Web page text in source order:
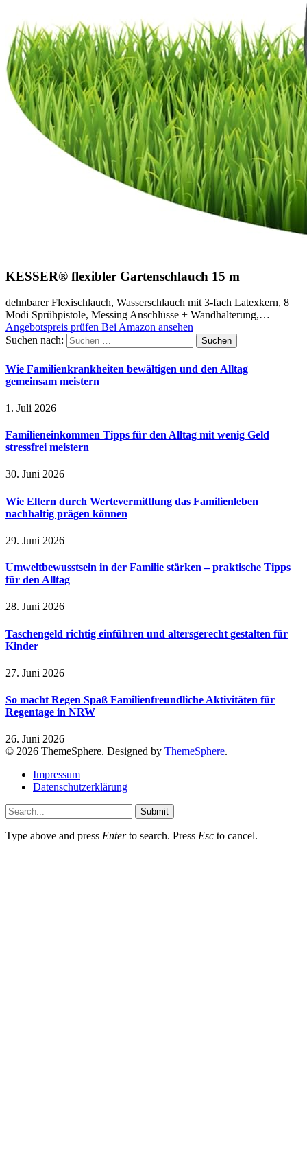
KESSER® flexibler Gartenschlauch 15 m
dehnbarer Flexischlauch, Wasserschlauch mit 3-fach Latexkern, 8
Modi Sprühpistole, Messing Anschlüsse + Wandhalterung,…
Angebotspreis prüfen Bei Amazon ansehen
Suchen nach:
Wie Familienkrankheiten bewältigen und den Alltag
gemeinsam meistern
1. Juli 2026
Familieneinkommen Tipps für den Alltag mit wenig Geld
stressfrei meistern
30. Juni 2026
Wie Eltern durch Wertevermittlung das Familienleben
nachhaltig prägen können
29. Juni 2026
Umweltbewusstsein in der Familie stärken – praktische Tipps
für den Alltag
28. Juni 2026
Taschengeld richtig einführen und altersgerecht gestalten für
Kinder
27. Juni 2026
So macht Regen Spaß Familienfreundliche Aktivitäten für
Regentage in NRW
26. Juni 2026
© 2026 ThemeSphere. Designed by ThemeSphere.
Impressum
Datenschutzerklärung
Submit
Type above and press Enterto search. Press Esc to cancel.